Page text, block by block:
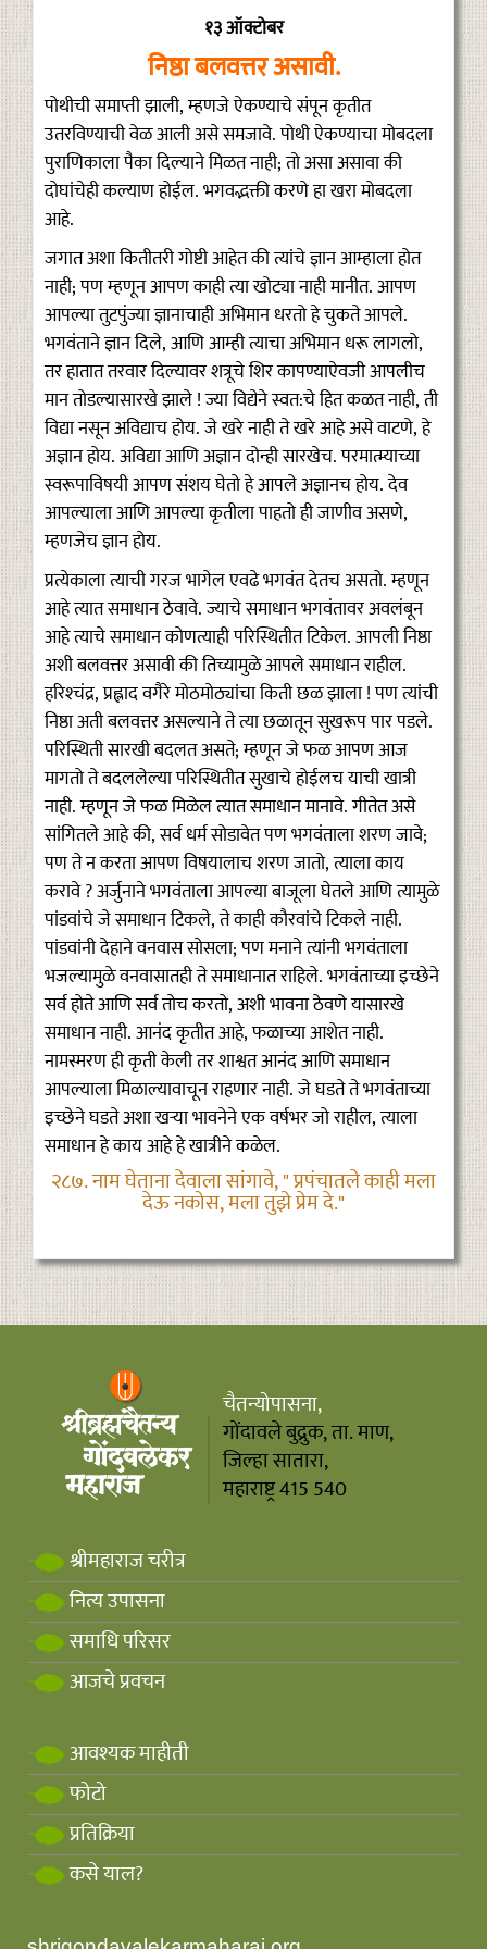
१३ ऑक्टोबर
निष्ठा बलवत्तर असावी.
पोथीची समाप्ती झाली, म्हणजे ऐकण्याचे संपून कृतीत
उतरविण्याची वेळ आली असे समजावे. पोथी ऐकण्याचा मोबदला
पुराणिकाला पैका दिल्याने मिळत नाही; तो असा असावा की
दोघांचेही कल्याण होईल. भगवद्भक्ती करणे हा खरा मोबदला
आहे.
जगात अशा कितीतरी गोष्टी आहेत की त्यांचे ज्ञान आम्हाला होत
नाही; पण म्हणून आपण काही त्या खोट्या नाही मानीत. आपण
आपल्या तुटपुंज्या ज्ञानाचाही अभिमान धरतो हे चुकते आपले.
भगवंताने ज्ञान दिले, आणि आम्ही त्याचा अभिमान धरू लागलो,
तर हातात तरवार दिल्यावर शत्रूचे शिर कापण्याऐवजी आपलीच
मान तोडल्यासारखे झाले ! ज्या विद्येने स्वत:चे हित कळत नाही, ती
विद्या नसून अविद्याच होय. जे खरे नाही ते खरे आहे असे वाटणे, हे
अज्ञान होय. अविद्या आणि अज्ञान दोन्ही सारखेच. परमात्म्याच्या
स्वरूपाविषयी आपण संशय घेतो हे आपले अज्ञानच होय. देव
आपल्याला आणि आपल्या कृतीला पाहतो ही जाणीव असणे,
म्हणजेच ज्ञान होय.
प्रत्येकाला त्याची गरज भागेल एवढे भगवंत देतच असतो. म्हणून
आहे त्यात समाधान ठेवावे. ज्याचे समाधान भगवंतावर अवलंबून
आहे त्याचे समाधान कोणत्याही परिस्थितीत टिकेल. आपली निष्ठा
अशी बलवत्तर असावी की तिच्यामुळे आपले समाधान राहील.
हरिश्‍चंद्र, प्रह्लाद वगैरे मोठमोठ्यांचा किती छळ झाला ! पण त्यांची
निष्ठा अती बलवत्तर असल्याने ते त्या छळातून सुखरूप पार पडले.
परिस्थिती सारखी बदलत असते; म्हणून जे फळ आपण आज
मागतो ते बदललेल्या परिस्थितीत सुखाचे होईलच याची खात्री
नाही. म्हणून जे फळ मिळेल त्यात समाधान मानावे. गीतेत असे
सांगितले आहे की, सर्व धर्म सोडावेत पण भगवंताला शरण जावे;
पण ते न करता आपण विषयालाच शरण जातो, त्याला काय
करावे ? अर्जुनाने भगवंताला आपल्या बाजूला घेतले आणि त्यामुळे
पांडवांचे जे समाधान टिकले, ते काही कौरवांचे टिकले नाही.
पांडवांनी देहाने वनवास सोसला; पण मनाने त्यांनी भगवंताला
भजल्यामुळे वनवासातही ते समाधानात राहिले. भगवंताच्या इच्छेने
सर्व होते आणि सर्व तोच करतो, अशी भावना ठेवणे यासारखे
समाधान नाही. आनंद कृतीत आहे, फळाच्या आशेत नाही.
नामस्मरण ही कृती केली तर शाश्वत आनंद आणि समाधान
आपल्याला मिळाल्यावाचून राहणार नाही. जे घडते ते भगवंताच्या
इच्छेने घडते अशा खऱ्या भावनेने एक वर्षभर जो राहील, त्याला
समाधान हे काय आहे हे खात्रीने कळेल.
२८७. नाम घेताना देवाला सांगावे, " प्रपंचातले काही मला
देऊ नकोस, मला तुझे प्रेम दे."
चैतन्योपासना,
गोंदावले बुद्रुक, ता. माण,
जिल्हा सातारा,
महाराष्ट्र 415 540
श्रीमहाराज चरीत्र
नित्य उपासना
समाधि परिसर
आजचे प्रवचन
आवश्यक माहीती
फोटो
प्रतिक्रिया
कसे याल?